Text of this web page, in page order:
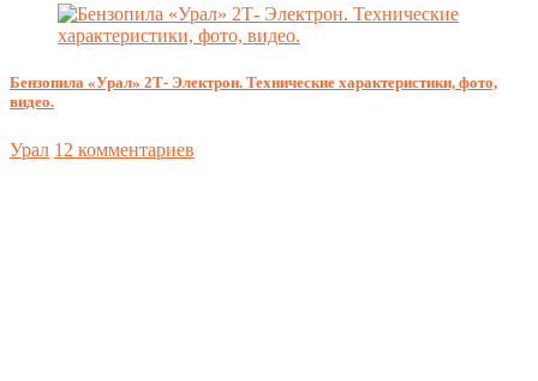
Бензопила «Урал» 2Т- Электрон. Технические характеристики, фото,
видео.
Урал 12 комментариев